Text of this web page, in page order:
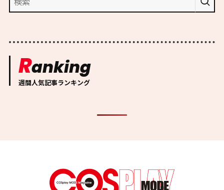
Ranking
週間人気記事ランキング